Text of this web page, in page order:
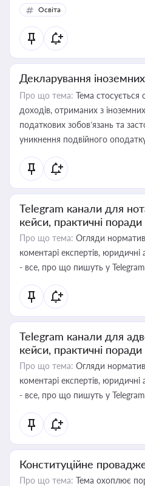
Освіта
Декларування
Про що тема: Тема стосується
доходів, отриманих з
податкових зобов’язань та
уникнення подвійного
Telegram канали для
кейси, практичні поради
Про що тема: Огляди
коментарі експертів,
- все, про що пишуть у Telegram
Telegram канали для
кейси, практичні поради
Про що тема: Огляди
коментарі експертів,
- все, про що пишуть у
Конституційне
Про що тема: Тема охоплює